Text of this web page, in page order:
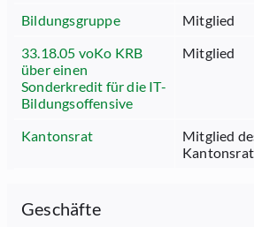
Bildungsgruppe Mitglied
33.18.05 voKo KRB
über einen
Sonderkredit für die IT-
Bildungsoffensive
Mitglied
Kantonsrat
Mitglied
Geschäfte